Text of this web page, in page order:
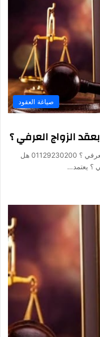
صياغة العقود
الزواج العرفي ؟
هل تقبل الفنادق في مصر بعقد الزواج العرفي ؟ 01129230200 هل
؟ يعتمد…